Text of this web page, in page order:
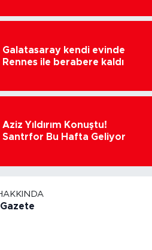
Galatasaray kendi evinde
Rennes ile berabere kaldı
Aziz Yıldırım Konuştu!
Santrfor Bu Hafta Geliyor